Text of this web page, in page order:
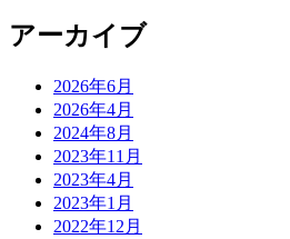
アーカイブ
2026年6月
2026年4月
2024年8月
2023年11月
2023年4月
2023年1月
2022年12月